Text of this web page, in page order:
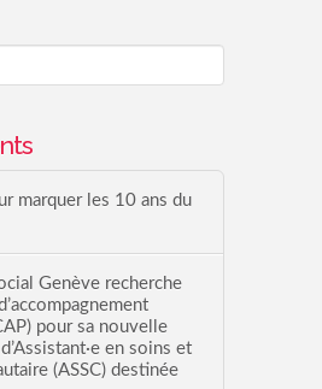
marquer les 10 ans du
Genève recherche
pour sa nouvelle
en soins et
(ASSC) destinée